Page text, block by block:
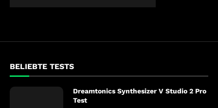
BELIEBTE TESTS
Dreamtonics Synthesizer V Studio 2 Pro
Test